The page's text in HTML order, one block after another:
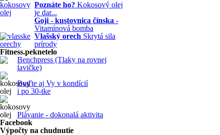
Poznáte ho? Kokosový olej
je dar...
Goji - kustovnica čínska -
Vitamínová bomba
Vlašský orech Skrytá sila
prírody
Fitness.peknetelo
Benchpress (Tlaky na rovnej
lavičke)
Buďte aj Vy v kondícií
i po 30-tke
Plávanie - dokonalá aktivita
Facebook
Výpočty na chudnutie